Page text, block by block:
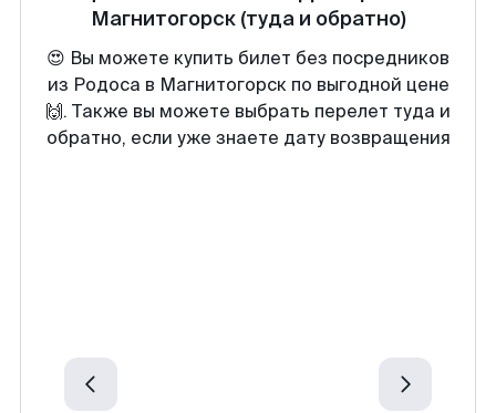
Магнитогорск (туда и обратно)
😍 Вы можете купить билет без посредников
из Родоса в Магнитогорск по выгодной цене
🙌. Также вы можете выбрать перелет туда и
обратно, если уже знаете дату возвращения